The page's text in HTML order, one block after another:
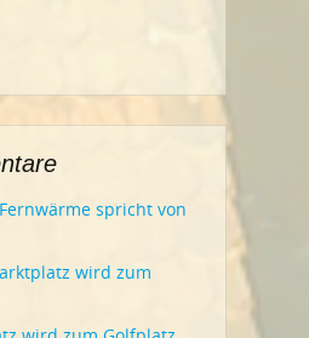
spricht von
wird zum